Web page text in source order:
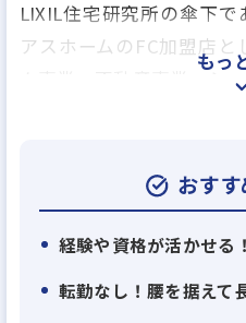
LIXIL住宅研究所の傘下で
アスホームのFC加盟店
ム事業・不動産事業・シ
ムスクエアAtoZを展開し
≪展開している主なサー
ーム」
もっ
おす
経験や資格が活かせる
転勤なし！腰を据えて